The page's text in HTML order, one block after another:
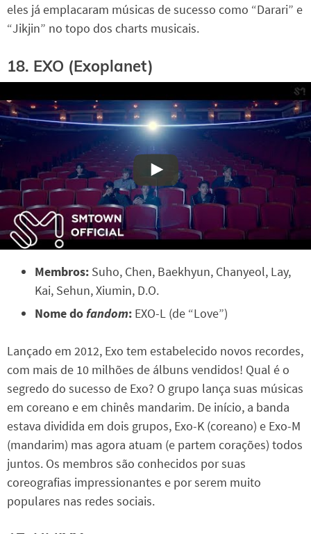
eles já emplacaram músicas de sucesso como “Darari” e
“Jikjin” no topo dos charts musicais.
18. EXO (Exoplanet)
Membros: Suho, Chen, Baekhyun, Chanyeol, Lay,
Kai, Sehun, Xiumin, D.O.
Nome dofandom: EXO-L (de “Love”)
Lançado em 2012, Exo tem estabelecido novos recordes,
com mais de 10 milhões de álbuns vendidos! Qual é o
segredo do sucesso de Exo? O grupo lança suas músicas
em coreano e em chinês mandarim. De início, a banda
estava dividida em dois grupos, Exo-K (coreano) e Exo-M
(mandarim) mas agora atuam (e partem corações) todos
juntos. Os membros são conhecidos por suas
coreografias impressionantes e por serem muito
populares nas redes sociais.